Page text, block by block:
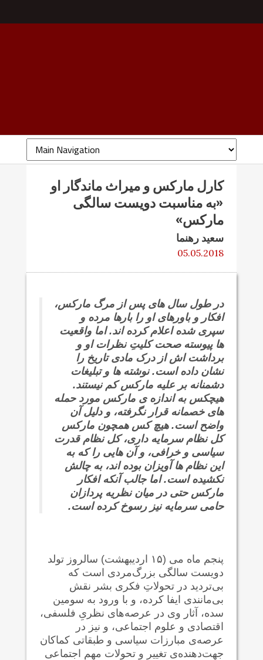
کارل مارکس و میراث ماندگار او
«به مناسبت دویست سالگی
مارکس»
سعید رهنما
05.05.2018
در طول سال های پس از مرگ مارکس،
افکار و باورهای او را بارها مرده و
سپری شده اعلام کرده اند. اما واقعیت
ها پیوسته صحت کلیتِ نظرات او و
برداشت ‌اش از درک مادی تاریخ را
نشان داده است. نوشته ‌ها و تبلیغات
دشمنانه بر علیه مارکس کم نیستند.
هیچکس به اندازه ‌ی مارکس مورد حمله‌
های خصمانه قرار نگرفته، و دلیل آن
واضح ‌است. هیچ کس همچون مارکس
کل نظام سرمایه‌ داری، کل نظام قدرت
سیاسی و خرافی، و آن ‌هایی را که به
این نظام ‌ها آویزان بوده ‌اند، به چالش
نکشیده است. اما جالب آنکه افکار
مارکس حتی در میان نظریه ‌پردازان
حامی سرمایه نیز رسوخ کرده است.
پنجم ماه می (۱۵‌ اردیبهشت) سالروز تولد
دویست سالگی بزرگ‌مردی است که
بی‌تردید در تحولاتِ فکری بشر نقش
بی‌مانندی ایفا کرده، و با ورود به سومین
سده، آثار وی در عرصه‌های نظریِ فلسفی،
اقتصادی و علوم اجتماعی، و نیز در
عرصه‌ی مبارزات سیاسی و طبقاتی کماکان
جهت‌دهنده‌ی تغییر و تحولات مهم اجتماعی